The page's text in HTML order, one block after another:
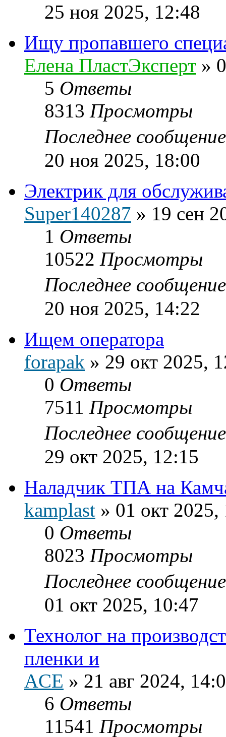
25 ноя 2025, 12:48
Ищу пропавшего
Елена ПластЭксперт »
5 Ответы
8313 Просмотры
Последнее
20 ноя 2025, 18:00
Электрик для
Super140287 » 19 сен
1 Ответы
10522 Просмотры
Последнее
20 ноя 2025, 14:22
Ищем оператора
forapak » 29 окт 2025,
0 Ответы
7511 Просмотры
Последнее
29 окт 2025, 12:15
Наладчик ТПА на
kamplast » 01 окт 2025,
0 Ответы
8023 Просмотры
Последнее
01 окт 2025, 10:47
Технолог на
пленки и
ACE » 21 авг 2024,
6 Ответы
11541 Просмотры